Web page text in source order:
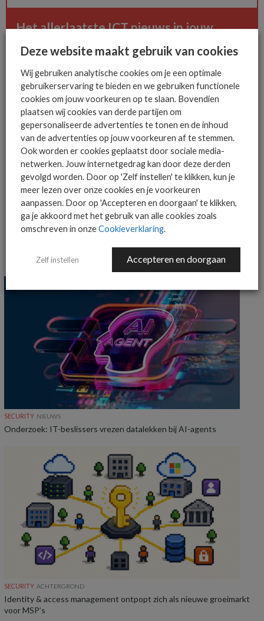
Het allerlaatste ICT nieuws in jouw
AANMELDEN
MEER OVER VENAFI
MEER SECURITY NIEUWS
SECURITY NIEUWS
Onderzoek: IT-beslissers vrezen datalekken bij AI-agents
SECURITY ACHTERGROND
Identity & access management ontpopt zich als nieuwe groeimarkt
voor MSP’s
Deze website maakt gebruik van cookies
Wij gebruiken analytische cookies om je een optimale
gebruikerservaring te bieden en we gebruiken functionele
cookies om jouw voorkeuren op te slaan. Bovendien
plaatsen wij cookies van derde partijen om
gepersonaliseerde advertenties te tonen en de inhoud
van de advertenties op jouw voorkeuren af te stemmen.
Ook worden er cookies geplaatst door sociale media-
netwerken. Jouw internetgedrag kan door deze derden
gevolgd worden. Door op 'Zelf instellen' te klikken, kun je
meer lezen over onze cookies en je voorkeuren
aanpassen. Door op 'Accepteren en doorgaan' te klikken,
ga je akkoord met het gebruik van alle cookies zoals
omschreven in onzeCookieverklaring.
Zelf instellen Accepteren en doorgaan